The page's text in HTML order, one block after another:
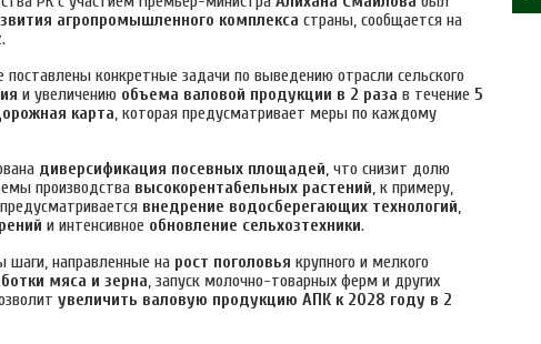
агропромышленного комплекса страны, сообщается на
поставлены конкретные задачи по выведению отрасли сельского
и увеличению объема валовой продукции в 2 раза в течение 5
карта, которая предусматривает меры по каждому
диверсификация посевных площадей, что снизит долю
производства высокорентабельных растений, к примеру,
внедрение водосберегающих технологий,
и интенсивное обновление сельхозтехники.
направленные на рост поголовья крупного и мелкого
мяса и зерна, запуск молочно-товарных ферм и других
увеличить валовую продукцию АПК к 2028 году в 2